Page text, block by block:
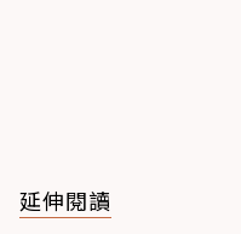
延伸閱讀